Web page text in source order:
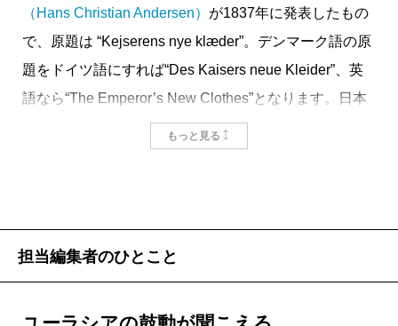
のある名前、英語もemperorとsenateなら、ローマ帝国
にほかならない。ひいては、それを受け継いだ欧米の
国家・国制の概念である。
戦闘シーンに興奮した幼い観客のころ、帝国・皇帝
が悪、共和国・元老院が善というイメージで、何とな
ローマ史あるいは市民革命を経た欧米的な価値観・
（Hans Christian Andersen） が1837年に発表したもの
で、原題は “Kejserens nye klæder”。デンマーク語の原
題をドイツ語にすれば“Des Kaisers neue Kleider”、英
語なら“The Emperor’s New Clothes”となります。日本
語で正確に訳せば「皇帝の新しい服」。「裸の王様」
もっと見る
担当編集者のひとこと